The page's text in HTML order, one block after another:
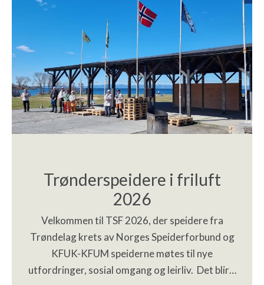
Trønderspeidere i friluft
2026
Velkommen til TSF 2026, der speidere fra
Trøndelag krets av Norges Speiderforbund og
KFUK-KFUM speiderne møtes til nye
utfordringer, sosial omgang og leirliv. Det blir…